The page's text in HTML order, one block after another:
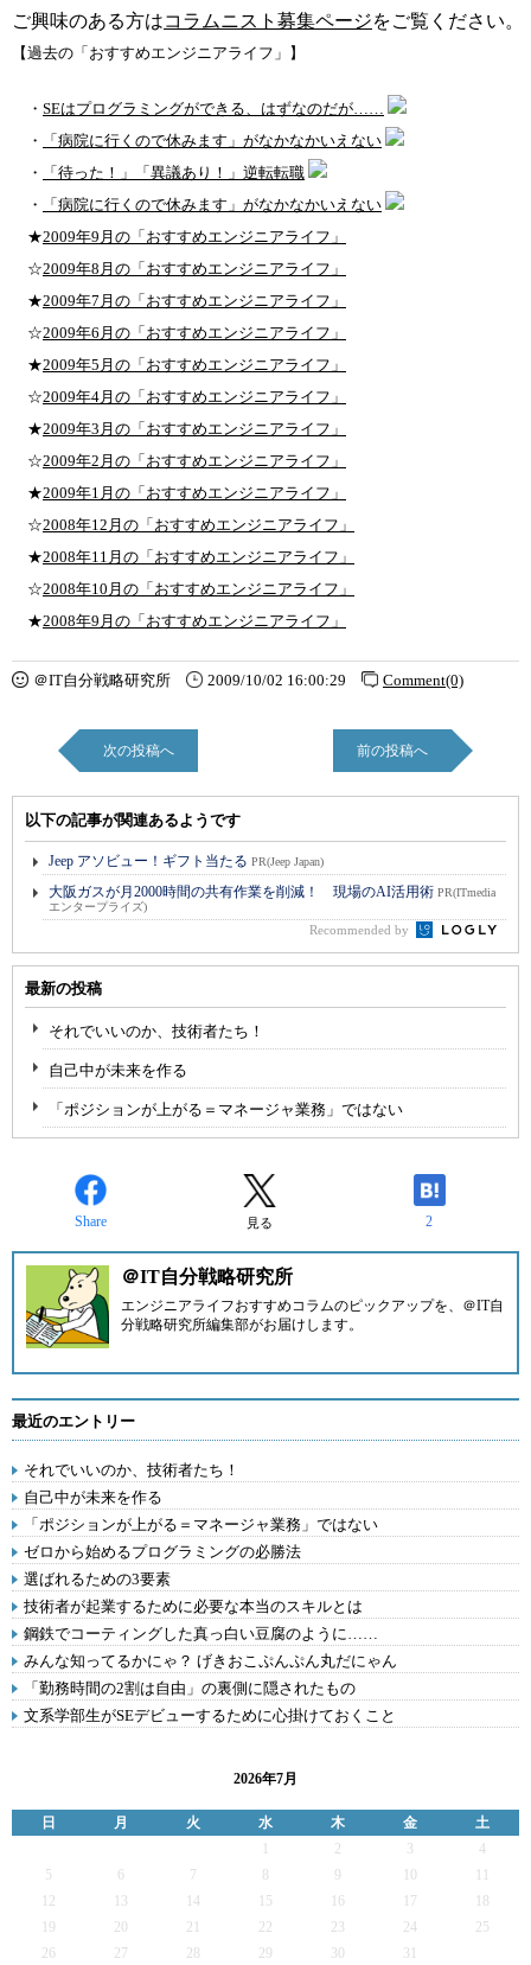
ご興味のある方はコラムニスト募集ページをご覧ください。
【過去の「おすすめエンジニアライフ」】
・ SEはプログラミングができる、はずなのだが……
・
「病院に行くので休みます」がなかなかいえない
・
「待った！」「異議あり！」逆転転職
・
「病院に行くので休みます」がなかなかいえない
★2009年9月の「おすすめエンジニアライフ」
☆2009年8月の「おすすめエンジニアライフ」
★2009年7月の「おすすめエンジニアライフ」
☆2009年6月の「おすすめエンジニアライフ」
★2009年5月の「おすすめエンジニアライフ」
☆2009年4月の「おすすめエンジニアライフ」
★2009年3月の「おすすめエンジニアライフ」
☆2009年2月の「おすすめエンジニアライフ」
★2009年1月の「おすすめエンジニアライフ」
☆2008年12月の「おすすめエンジニアライフ」
★2008年11月の「おすすめエンジニアライフ」
☆2008年10月の「おすすめエンジニアライフ」
★2008年9月の「おすすめエンジニアライフ」
＠IT自分戦略研究所 2009/10/02 16:00:29 Comment(0)
次の投稿へ 前の投稿へ
以下の記事が関連あるようです
Jeep アソビュー！ギフト当たる PR(Jeep Japan)
大阪ガスが月2000時間の共有作業を削減！ 現場のAI活用術 PR(ITmedia
エンタープライズ)
Recommended by
最新の投稿
それでいいのか、技術者たち！
自己中が未来を作る
「ポジションが上がる＝マネージャ業務」ではない
Share 見る 2
＠IT自分戦略研究所
エンジニアライフおすすめコラムのピックアップを、 ＠IT自
分戦略研究所編集部がお届けします。
最近のエントリー
それでいいのか、技術者たち！
自己中が未来を作る
「ポジションが上がる＝マネージャ業務」ではない
ゼロから始めるプログラミングの必勝法
選ばれるための3要素
技術者が起業するために必要な本当のスキルとは
鋼鉄でコーティングした真っ白い豆腐のように……
みんな知ってるかにゃ？ げきおこぷんぷん丸だにゃん
「勤務時間の2割は自由」の裏側に隠されたもの
文系学部生がSEデビューするために心掛けておくこと
2026年7月
日 月 火 水 木 金
土
2 3
4
5
6 7 9
12
13 14 15 16 17
19
20 21 22 23 24
25
26
27 28 29 30 31